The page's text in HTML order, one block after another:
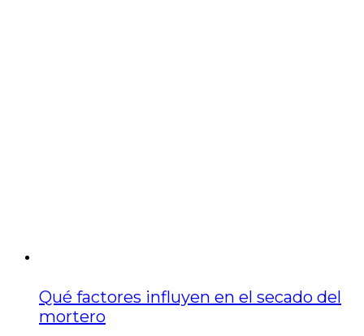
Qué factores influyen en el secado del
mortero